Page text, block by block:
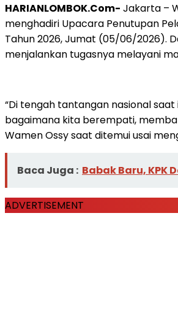
HARIANLOMBOK.Com- Jakarta –
menghadiri Upacara Penutupan
Tahun 2026, Jumat (05/06/2026).
menjalankan tugasnya melayani
“Di tengah tantangan nasional
bagaimana kita berempati,
Wamen Ossy saat ditemui usai
Baca Juga : Babak Baru, KPK
ADVERTISEMENT